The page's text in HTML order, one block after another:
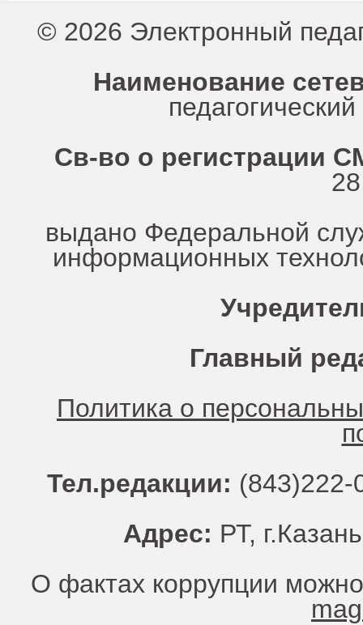
© 2026 Электронный
Наименование
Св-во о регистрации
выдано Федеральной
информационных
Главный
Политика о
Тел.редакции:
Адрес: РТ,
О фактах коррупции